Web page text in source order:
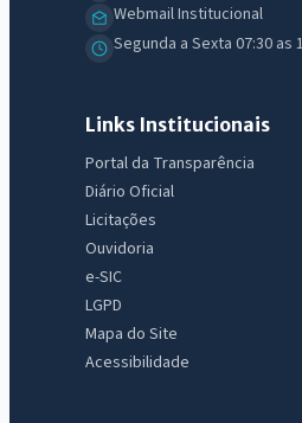
Webmail Institucional
Segunda a Sexta 07:30 as
Links Institucionais
Portal da Transparência
Diário Oficial
Licitações
Ouvidoria
e-SIC
LGPD
Mapa do Site
Acessibilidade